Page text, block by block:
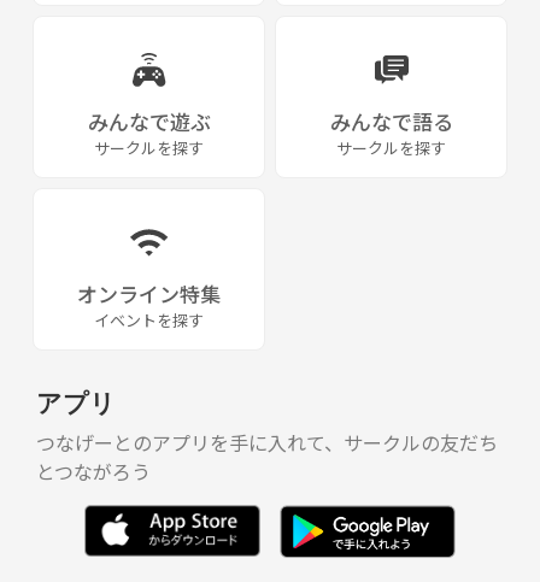
みんなで遊ぶ
サークルを探す
みんなで語る
サークルを探す
オンライン特集
イベントを探す
アプリ
つなげーとのアプリを手に入れて、サークルの友だち
とつながろう